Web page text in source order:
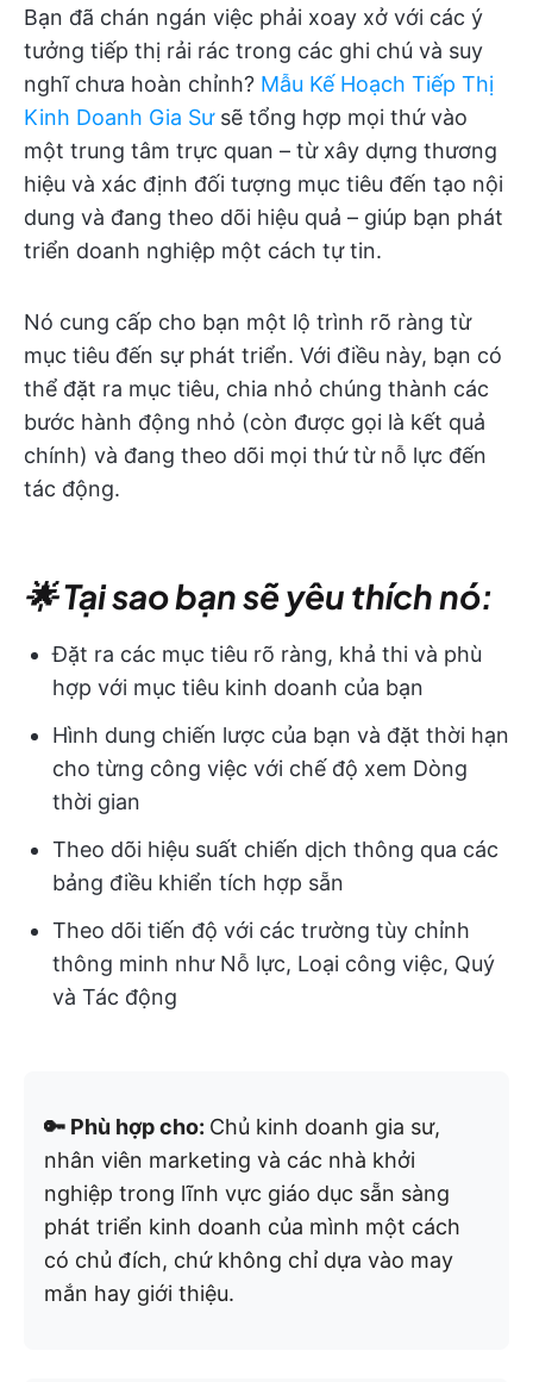
Bạn đã chán ngán việc phải xoay xở với các ý
tưởng tiếp thị rải rác trong các ghi chú và suy
nghĩ chưa hoàn chỉnh? Mẫu Kế Hoạch Tiếp Thị
Kinh Doanh Gia Sưsẽ tổng hợp mọi thứ vào
một trung tâm trực quan – từ xây dựng thương
hiệu và xác định đối tượng mục tiêu đến tạo nội
dung và đang theo dõi hiệu quả – giúp bạn phát
triển doanh nghiệp một cách tự tin.
Nó cung cấp cho bạn một lộ trình rõ ràng từ
mục tiêu đến sự phát triển. Với điều này, bạn có
thể đặt ra mục tiêu, chia nhỏ chúng thành các
bước hành động nhỏ (còn được gọi là kết quả
chính) và đang theo dõi mọi thứ từ nỗ lực đến
tác động.
🌟 Tại sao bạn sẽ yêu thích nó:
Đặt ra các mục tiêu rõ ràng, khả thi và phù
hợp với mục tiêu kinh doanh của bạn
Hình dung chiến lược của bạn và đặt thời hạn
cho từng công việc với chế độ xem Dòng
thời gian
Theo dõi hiệu suất chiến dịch thông qua các
bảng điều khiển tích hợp sẵn
Theo dõi tiến độ với các trường tùy chỉnh
thông minh như Nỗ lực, Loại công việc, Quý
và Tác động
🔑 Phù hợp cho: Chủ kinh doanh gia sư,
nhân viên marketing và các nhà khởi
nghiệp trong lĩnh vực giáo dục sẵn sàng
phát triển kinh doanh của mình một cách
có chủ đích, chứ không chỉ dựa vào may
mắn hay giới thiệu.